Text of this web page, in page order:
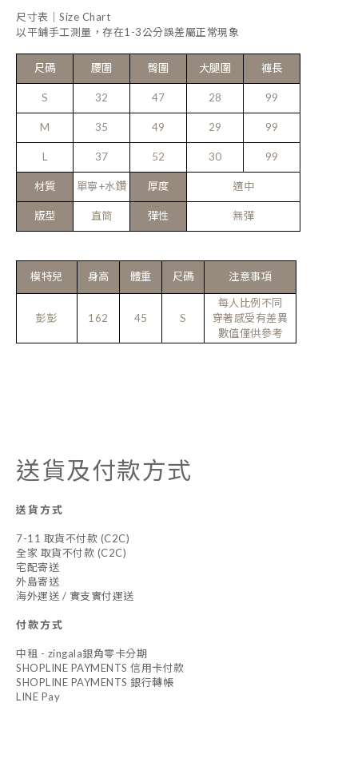
尺寸表｜Size Chart
以平鋪手工測量，存在1-3公分誤差屬正常現象
尺碼 腰圍 臀圍 大腿圍 褲長
S 32 47 28 99
M 35 49 29 99
L 37 52 30 99
材質 單寧+水鑽 厚度 適中
版型 直筒 彈性 無彈
模特兒 身高 體重 尺碼 注意事項
彭彭 162 45 S
每人比例不同
穿著感受有差異
數值僅供參考
送貨及付款方式
送貨方式
7-11 取貨不付款 (C2C)
全家 取貨不付款 (C2C)
宅配寄送
外島寄送
海外運送 / 實支實付運送
付款方式
中租 - zingala銀角零卡分期
SHOPLINE PAYMENTS 信用卡付款
SHOPLINE PAYMENTS 銀行轉帳
LINE Pay